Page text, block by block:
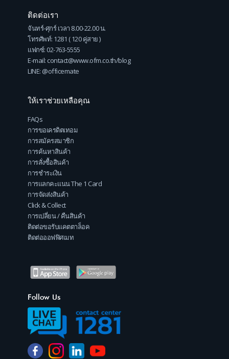
ติดต่อเรา
จันทร์-ศุกร์ เวลา 8.00-22.00 น.
โทรศัพท์: 1281 ( 120 คู่สาย )
แฟกซ์: 02-763-5555
E-mail: contact@www.ofm.co.th/blog
LINE: @officemate
ให้เราช่วยเหลือคุณ
FAQs
การขอเครดิตเทอม
การสมัครสมาชิก
การค้นหาสินค้า
การสั่งซื้อสินค้า
การชำระเงิน
การแลกคะแนน The 1 Card
การจัดส่งสินค้า
Click & Collect
การเปลี่ยน / คืนสินค้า
ติดต่อขอรับแคตตาล็อค
ติดต่อออฟฟิศเมท
Follow Us